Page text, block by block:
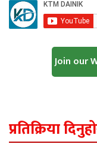
Join our
प्रतिक्रिया